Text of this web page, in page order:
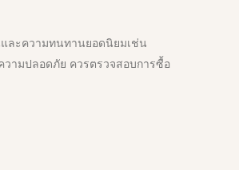
ละความทนทานยอดนิยมเช่น
วามปลอดภัย ควรตรวจสอบการซื้อ